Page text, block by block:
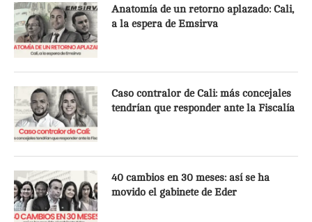
Anatomía de un retorno aplazado: Cali,
a la espera de Emsirva
Caso contralor de Cali: más concejales
tendrían que responder ante la Fiscalía
40 cambios en 30 meses: así se ha
movido el gabinete de Eder